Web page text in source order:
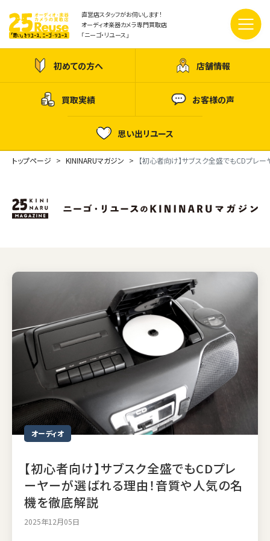
直営店スタッフがお伺いします！
オーディオ楽器カメラ専門買取店
「ニーゴ・リユース」
初めての方へ 店舗情報
買取実績 お客様の声
思い出リユース
トップページ KININARUマガジン 【初心者向け】サブスク全盛でもCDプレ
オーディオ
【初心者向け】サブスク全盛でもCDプレ
ーヤーが選ばれる理由！音質や人気の名
機を徹底解説
2025年12月05日